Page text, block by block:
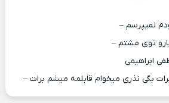
نمیپرسم –
توی مشتم –
ابراهیمی
بگی نذری میخوام قابلمه میشم برات –